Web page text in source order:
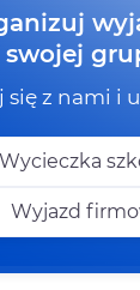
swojej
z nami i
Wycieczka
Wyjazd